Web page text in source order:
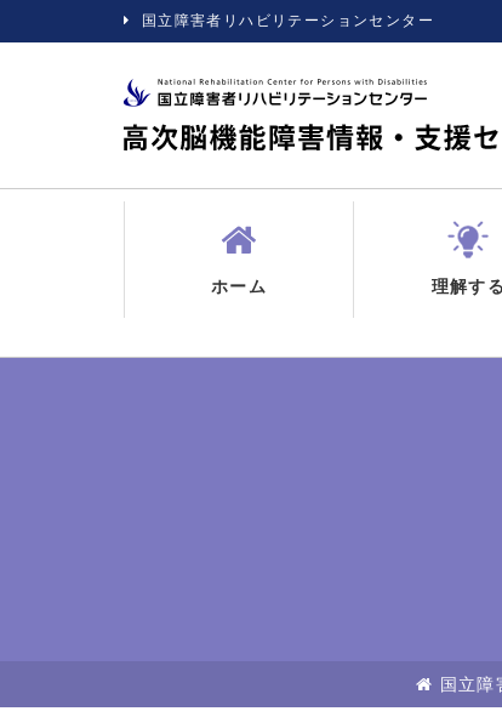
国立障害者リハビリテーションセンター
ホーム 理解する
国立障